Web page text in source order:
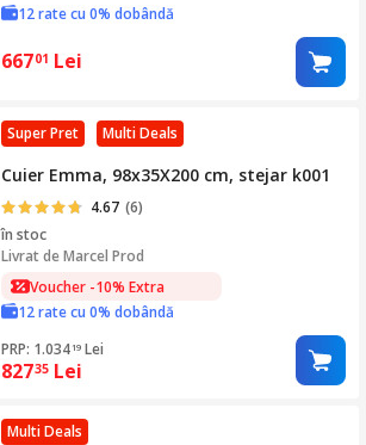
12 rate cu 0% dobândă
66701 Lei
Multi Deals
Super Pret
Cuier Emma, 98x35X200 cm, stejar k001
4.67 (6)
în stoc
Livrat deMarcel Prod
Voucher -10% Extra
12 rate cu 0% dobândă
PRP: 1.03419 Lei
82735 Lei
Multi Deals